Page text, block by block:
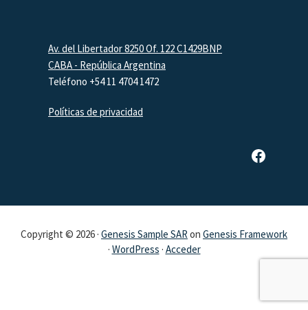
FooterAv. del Libertador 8250 Of. 122 C1429BNP
CABA - República Argentina
Teléfono +54 11 4704 1472
Políticas de privacidad
Página de Facebook de SAR
Copyright © 2026 · Genesis Sample SARon Genesis Framework
· WordPress · Acceder